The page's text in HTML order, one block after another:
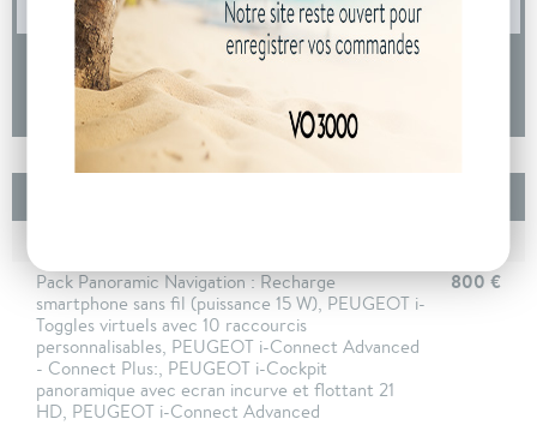
DEMANDE D'INFORMATIONS
Pack Panoramic Navigation : Recharge
smartphone sans fil (puissance 15 W), PEUGEOT i-
Toggles virtuels avec 10 raccourcis
personnalisables, PEUGEOT i-Connect Advanced
- Connect Plus:, PEUGEOT i-Cockpit
panoramique avec ecran incurve et flottant 21
HD, PEUGEOT i-Connect Advanced
800 €